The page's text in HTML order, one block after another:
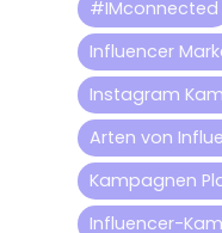
#IMconnected
Influencer
Instagram
Arten von
Kampagnen
Influencer-